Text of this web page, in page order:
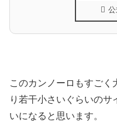
このカンノーロもすごく
り若干小さいぐらいの
いになると思います。